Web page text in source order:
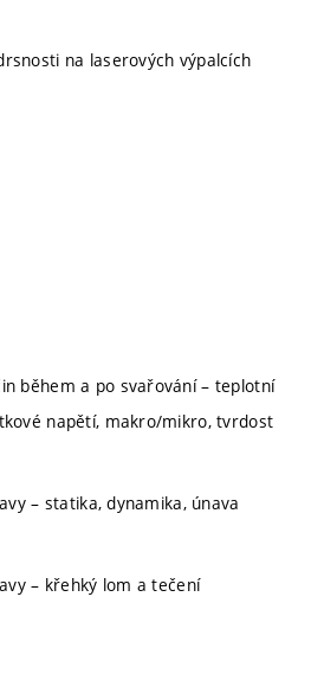
na laserových výpalcích
během a po svařování – teplotní
napětí, makro/mikro, tvrdost
– statika, dynamika, únava
– křehký lom a tečení